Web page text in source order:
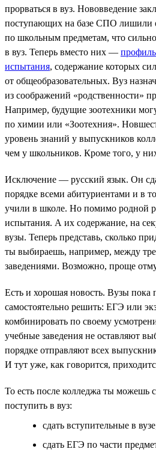
прорваться в вуз. Нововведение
поступающих на базе СПО лишили
по школьным предметам, что
в вуз. Теперь вместо них —
испытания, содержание которых
от общеобразовательных. Вуз
из соображений «родственности»
Например, будущие зоотехники
по химии или «Зоотехния».
уровень знаний у выпускников
чем у школьников. Кроме того, у
Исключение — русский язык. Он
порядке всеми абитуриентами и в
учили в школе. Но помимо родной
испытания. А их содержание, на
вузы. Теперь представь, сколько
ты выбираешь, например, между
заведениями. Возможно, проще
Есть и хорошая новость. Вузы пока
самостоятельно решить: ЕГЭ или
комбинировать по своему
учебные заведения не оставляют
порядке отправляют всех
И тут уже, как говорится,
То есть после колледжа ты можешь
поступить в вуз:
сдать вступительные в
сдать ЕГЭ по части